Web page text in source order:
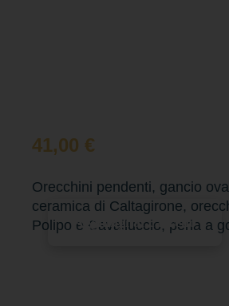
41,00 €
Orecchini pendenti, gancio
ceramica di Caltagirone,
Polipo e Cavalluccio, perla a
Aggiungi al carrello